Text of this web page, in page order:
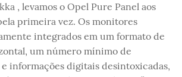
, levamos o Opel Pure Panel aos
primeira vez. Os monitores
integrados em um formato de
um número mínimo de
informações digitais desintoxicadas,